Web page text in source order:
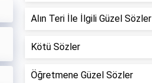
Alın Teri İle İlgili Güzel Sözler
Kötü Sözler
Öğretmene Güzel Sözler